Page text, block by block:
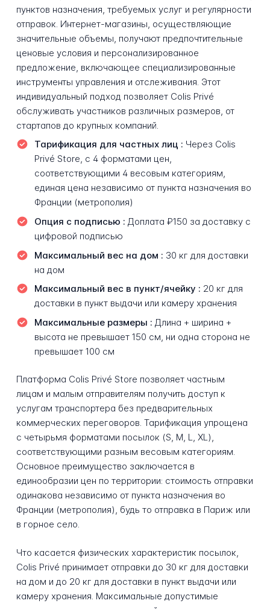
пунктов назначения, требуемых услуг и регулярности
отправок. Интернет-магазины, осуществляющие
значительные объемы, получают предпочтительные
ценовые условия и персонализированное
предложение, включающее специализированные
инструменты управления и отслеживания. Этот
индивидуальный подход позволяет Colis Privé
обслуживать участников различных размеров, от
стартапов до крупных компаний.
Тарификация для частных лиц : Через Colis
Privé Store, с 4 форматами цен,
соответствующими 4 весовым категориям,
единая цена независимо от пункта назначения во
Франции (метрополия)
Опция с подписью : Доплата ₽150 за доставку с
цифровой подписью
Максимальный вес на дом : 30 кг для доставки
на дом
Максимальный вес в пункт/ячейку : 20 кг для
доставки в пункт выдачи или камеру хранения
Максимальные размеры : Длина + ширина +
высота не превышает 150 см, ни одна сторона не
превышает 100 см
Платформа Colis Privé Store позволяет частным
лицам и малым отправителям получить доступ к
услугам транспортера без предварительных
коммерческих переговоров. Тарификация упрощена
с четырьмя форматами посылок (S, M, L, XL),
соответствующими разным весовым категориям.
Основное преимущество заключается в
единообразии цен по территории: стоимость отправки
одинакова независимо от пункта назначения во
Франции (метрополия), будь то отправка в Париж или
в горное село.
Что касается физических характеристик посылок,
Colis Privé принимает отправки до 30 кг для доставки
на дом и до 20 кг для доставки в пункт выдачи или
камеру хранения. Максимальные допустимые